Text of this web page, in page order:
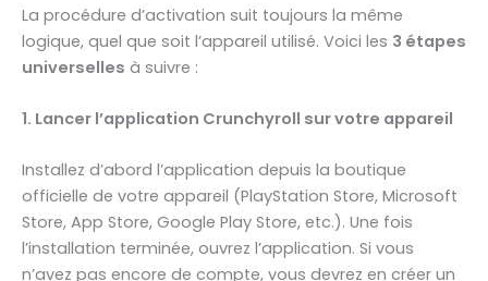
La procédure d’activation suit toujours la même
logique, quel que soit l’appareil utilisé. Voici les 3 étapes
universelles à suivre :
1. Lancer l’application Crunchyroll sur votre appareil
Installez d’abord l’application depuis la boutique
officielle de votre appareil (PlayStation Store, Microsoft
Store, App Store, Google Play Store, etc.). Une fois
l’installation terminée, ouvrez l’application. Si vous
n’avez pas encore de compte, vous devrez en créer un